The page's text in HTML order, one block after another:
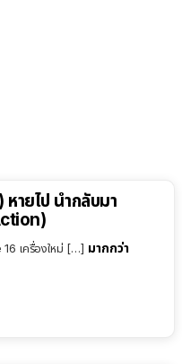
ายไป นำกลับมา
เครื่องใหม่ […] มากกว่า